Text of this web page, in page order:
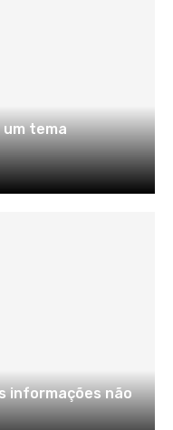
um tema
informações não